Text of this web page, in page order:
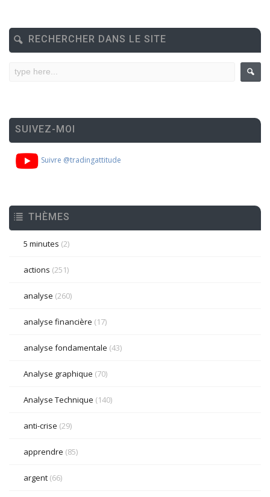
RECHERCHER DANS LE SITE
SUIVEZ-MOI
Suivre @tradingattitude
THÈMES
5 minutes (2)
actions (251)
analyse (260)
analyse financière (17)
analyse fondamentale (43)
Analyse graphique (70)
Analyse Technique (140)
anti-crise (29)
apprendre (85)
argent (66)